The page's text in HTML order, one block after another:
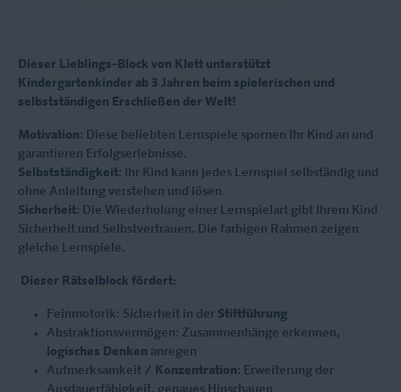
Dieser Lieblings-Block von Klett unterstützt
Kindergartenkinder ab 3 Jahren beim spielerischen und
selbstständigen Erschließen der Welt!
Motivation: Diese beliebten Lernspiele spornen Ihr Kind an und
garantieren Erfolgserlebnisse.
Selbstständigkeit: Ihr Kind kann jedes Lernspiel selbständig und
ohne Anleitung verstehen und lösen.
Sicherheit: Die Wiederholung einer Lernspielart gibt Ihrem Kind
Sicherheit und Selbstvertrauen. Die farbigen Rahmen zeigen
gleiche Lernspiele.
Dieser Rätselblock fördert:
Feinmotorik: Sicherheit in der Stiftführung
Abstraktionsvermögen: Zusammenhänge erkennen,
logisches Denken anregen
Aufmerksamkeit / Konzentration: Erweiterung der
Ausdauerfähigkeit, genaues Hinschauen